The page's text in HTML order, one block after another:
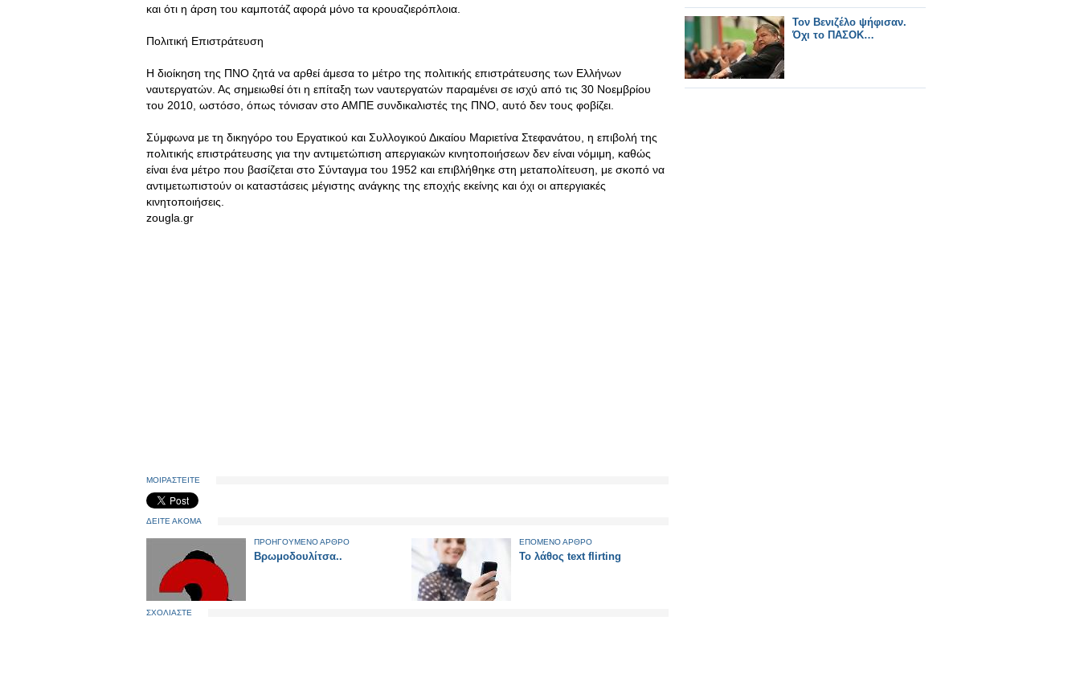
και ότι η άρση του καμποτάζ αφορά μόνο τα κρουαζιερόπλοια.
Πολιτική Επιστράτευση
Η διοίκηση της ΠΝΟ ζητά να αρθεί άμεσα το μέτρο της πολιτικής επιστράτευσης των Ελλήνων
ναυτεργατών. Ας σημειωθεί ότι η επίταξη των ναυτεργατών παραμένει σε ισχύ από τις 30 Νοεμβρίου
του 2010, ωστόσο, όπως τόνισαν στο ΑΜΠΕ συνδικαλιστές της ΠΝΟ, αυτό δεν τους φοβίζει.
Σύμφωνα με τη δικηγόρο του Εργατικού και Συλλογικού Δικαίου Μαριετίνα Στεφανάτου, η επιβολή της
πολιτικής επιστράτευσης για την αντιμετώπιση απεργιακών κινητοποιήσεων δεν είναι νόμιμη, καθώς
είναι ένα μέτρο που βασίζεται στο Σύνταγμα του 1952 και επιβλήθηκε στη μεταπολίτευση, με σκοπό να
αντιμετωπιστούν οι καταστάσεις μέγιστης ανάγκης της εποχής εκείνης και όχι οι απεργιακές
κινητοποιήσεις.
zougla.gr
ΜΟΙΡΑΣΤΕΙΤΕ
ΔΕΙΤΕ ΑΚΟΜΑ
ΠΡΟΗΓΟΥΜΕΝΟ ΑΡΘΡΟ
Bρωμοδουλίτσα..
ΕΠΟΜΕΝΟ ΑΡΘΡΟ
Το λάθος text flirting
ΣΧΟΛΙΑΣΤΕ
Τον Βενιζέλο ψήφισαν.
Όχι το ΠΑΣΟΚ…